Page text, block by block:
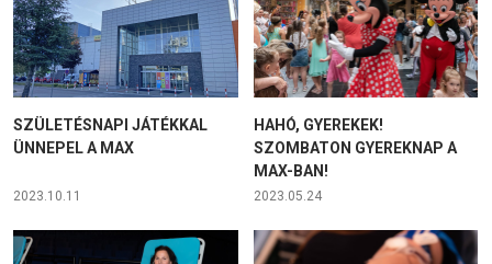
SZÜLETÉSNAPI JÁTÉKKAL
ÜNNEPEL A MAX
2023.10.11
HAHÓ, GYEREKEK!
SZOMBATON GYEREKNAP A
MAX-BAN!
2023.05.24